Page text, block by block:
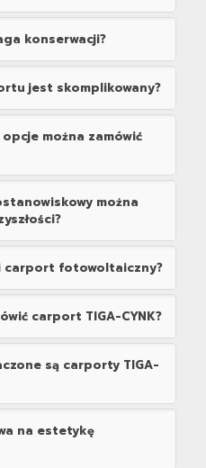
konserwacji?
jest skomplikowany?
można zamówić
można
carport fotowoltaiczny?
carport TIGA-CYNK?
są carporty TIGA-
na estetykę